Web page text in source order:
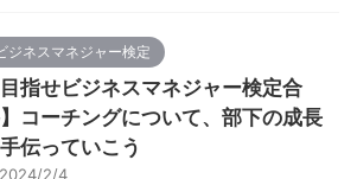
ジネスマネジャー検定
目指せビジネスマネジャー検定合
コーチングについて、部下の成長
伝っていこう
2024/2/4